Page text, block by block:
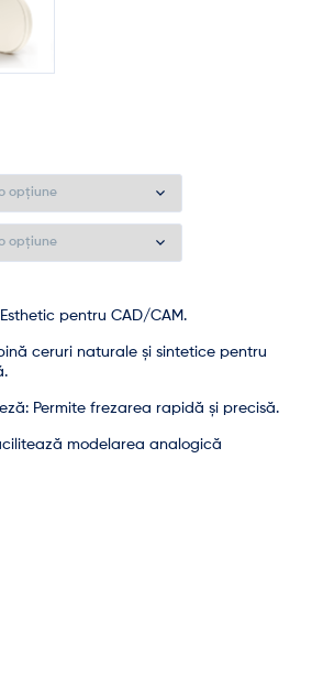
pentru CAD/CAM.
ceruri naturale și sintetice pentru
: Permite frezarea rapidă și precisă.
modelarea analogică